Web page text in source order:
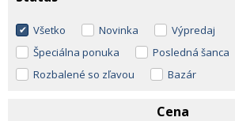
Všetko Novinka
Výpredaj
Špeciálna ponuka
Posledná šanca
Rozbalené so zľavou
Bazár
Cena